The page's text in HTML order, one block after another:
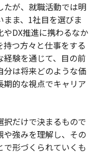
たが、就職活動では明
ま、1社目を選びま
やDX推進に携わるなか
つ方々と仕事をする
験を通じて、目の前
分は将来どのような価
的な視点でキャリア
択だけで決まるもので
や強みを理解し、その
形づくられていくも